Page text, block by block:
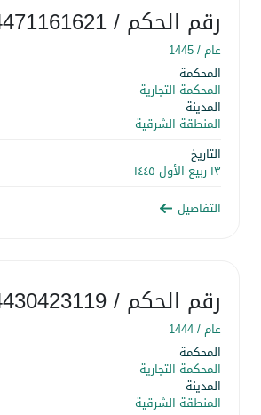
رقم الحكم/ 4471161621
عام /1445
المحكمة
المحكمة التجارية
المدينة
المنطقة الشرقية
التاريخ
١٣ ربيع الأول ١٤٤٥
التفاصيل
رقم الحكم/ 4430423119
عام /1444
المحكمة
المحكمة التجارية
المدينة
المنطقة الشرقية